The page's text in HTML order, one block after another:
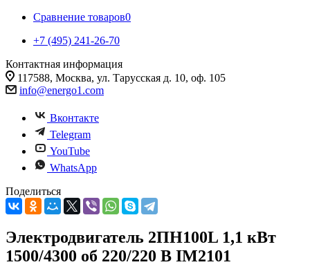
Сравнение товаров0
+7 (495) 241-26-70
Контактная информация
117588, Москва, ул. Тарусская д. 10, оф. 105
info@energo1.com
Вконтакте
Telegram
YouTube
WhatsApp
Поделиться
Электродвигатель 2ПН100L 1,1 кВт
1500/4300 об 220/220 В IM2101